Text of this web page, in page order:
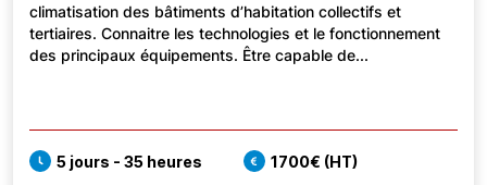
climatisation des bâtiments d’habitation collectifs et
tertiaires. Connaitre les technologies et le fonctionnement
des principaux équipements. Être capable de...
5 jours - 35 heures 1700€ (HT)